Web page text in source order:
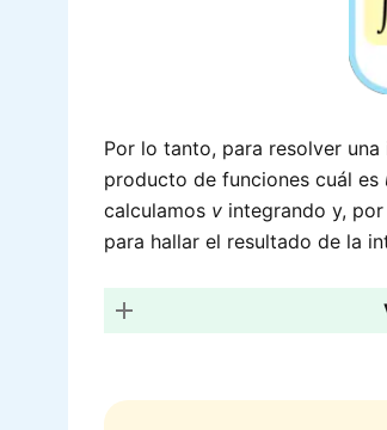
Por lo tanto, para resolver
producto de funciones cuál es
calculamos v integrando y,
para hallar el resultado de la